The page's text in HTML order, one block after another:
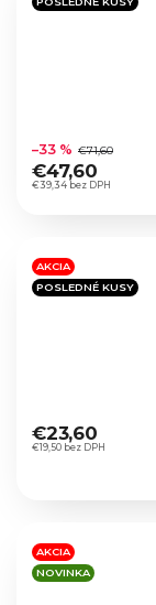
hodnotenie
produktu
je
hviezdičiek.
€39,34 bez DPH
–33 % €71,60
€47,60
AKCIA
POSLEDNÉ KUSY
hodnotenie
produktu
hviezdičiek.
€19,50 bez DPH
€23,60
AKCIA
NOVINKA